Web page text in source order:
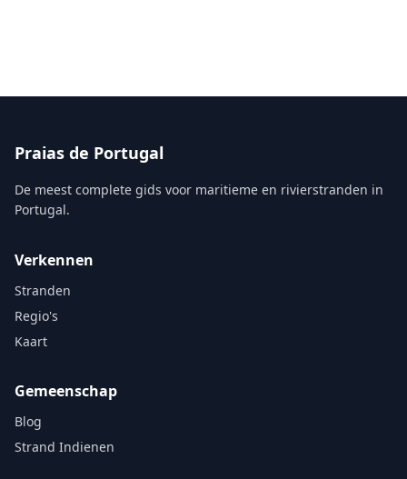
Praias de Portugal
De meest complete gids voor maritieme en rivierstranden in
Portugal.
Verkennen
Stranden
Regio's
Kaart
Gemeenschap
Blog
Strand Indienen